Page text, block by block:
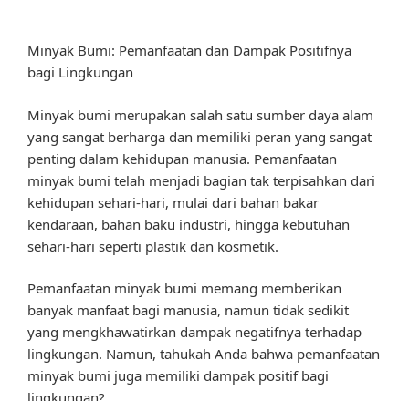
Minyak Bumi: Pemanfaatan dan Dampak Positifnya
bagi Lingkungan
Minyak bumi merupakan salah satu sumber daya alam
yang sangat berharga dan memiliki peran yang sangat
penting dalam kehidupan manusia. Pemanfaatan
minyak bumi telah menjadi bagian tak terpisahkan dari
kehidupan sehari-hari, mulai dari bahan bakar
kendaraan, bahan baku industri, hingga kebutuhan
sehari-hari seperti plastik dan kosmetik.
Pemanfaatan minyak bumi memang memberikan
banyak manfaat bagi manusia, namun tidak sedikit
yang mengkhawatirkan dampak negatifnya terhadap
lingkungan. Namun, tahukah Anda bahwa pemanfaatan
minyak bumi juga memiliki dampak positif bagi